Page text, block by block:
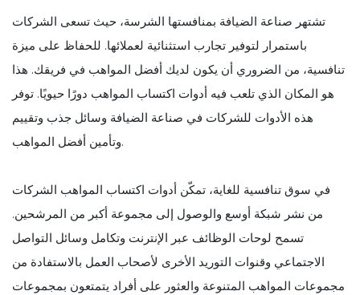
تشتهر صناعة الضيافة بمنافستها الشرسة، حيث تسعى الشركات
باستمرار لتوفير تجارب استثنائية لعملائها. للحفاظ على ميزة
تنافسية، من الضروري أن يكون لديك أفضل المواهب في فريقك. هذا
هو المكان الذي تلعب فيه أدوات اكتساب المواهب دورًا حيويًا. توفر
هذه الأدوات للشركات في صناعة الضيافة وسائل جذب وتقييم
وتأمين أفضل المواهب.
في سوق تنافسية للغاية، تمكّن أدوات اكتساب المواهب الشركات
من نشر شبكة أوسع والوصول إلى مجموعة أكبر من المرشحين.
تسمح لوحات الوظائف عبر الإنترنت وتكامل وسائل التواصل
الاجتماعي وقنوات التوريد الأخرى لأصحاب العمل بالاستفادة من
مجموعات المواهب المتنوعة والعثور على أفراد يتمتعون بمجموعات